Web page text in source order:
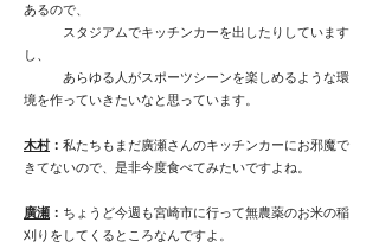
あるので、
スタジアムでキッチンカーを出したりしています
し、
あらゆる人がスポーツシーンを楽しめるような環
境を作っていきたいなと思っています。
木村： 私たちもまだ廣瀬さんのキッチンカーにお邪魔で
きてないので、是非今度食べてみたいですよね。
廣瀬 ： ちょうど今週も宮崎市に行って無農薬のお米の稲
刈りをしてくるところなんですよ。